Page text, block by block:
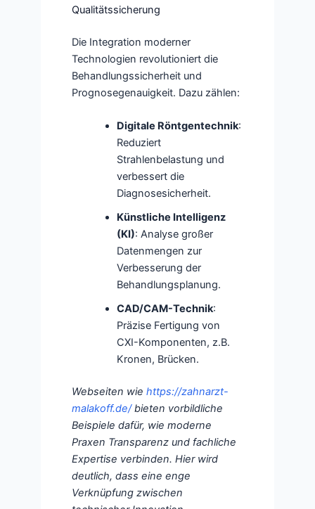
Qualitätssicherung
Die Integration moderner
Technologien revolutioniert die
Behandlungssicherheit und
Prognosegenauigkeit. Dazu zählen:
Digitale Röntgentechnik:
Reduziert
Strahlenbelastung und
verbessert die
Diagnosesicherheit.
Künstliche Intelligenz
(KI): Analyse großer
Datenmengen zur
Verbesserung der
Behandlungsplanung.
CAD/CAM-Technik:
Präzise Fertigung von
CXI-Komponenten, z.B.
Kronen, Brücken.
Webseiten wiehttps://zahnarzt-
malakoff.de/bieten vorbildliche
Beispiele dafür, wie moderne
Praxen Transparenz und fachliche
Expertise verbinden. Hier wird
deutlich, dass eine enge
Verknüpfung zwischen